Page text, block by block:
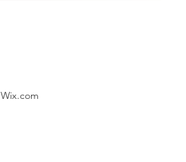
Wix.com